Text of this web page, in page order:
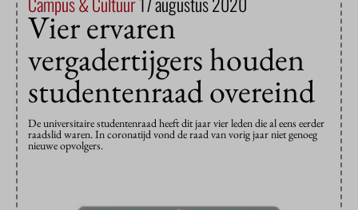
Vier ervaren
vergadertijgers houden
studentenraad overeind
De universitaire studentenraad heeft dit jaar vier leden die al eens eerder
raadslid waren. In coronatijd vond de raad van vorig jaar niet genoeg
nieuwe opvolgers.